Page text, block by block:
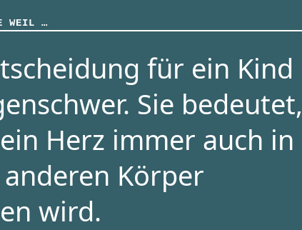
WEIL …
für ein Kind
Sie bedeutet,
Herz immer auch in
Körper
wird.